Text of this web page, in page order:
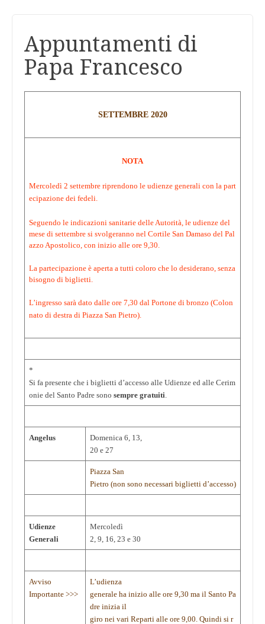
Appuntamenti di
Papa Francesco
SETTEMBRE 2020
NOTA
Mercoledì 2 settembre riprendono le udienze generali con la part
ecipazione dei fedeli.
Seguendo le indicazioni sanitarie delle Autorità, le udienze del
mese di settembre si svolgeranno nel Cortile San Damaso del Pal
azzo Apostolico, con inizio alle ore 9,30.
La partecipazione è aperta a tutti coloro che lo desiderano, senza
bisogno di biglietti.
L’ingresso sarà dato dalle ore 7,30 dal Portone di bronzo (Colon
nato di destra di Piazza San Pietro).
*
Si fa presente che i biglietti d’accesso alle Udienze ed alle Cerim
onie del Santo Padre sono sempre gratuiti.
Angelus
Domenica 6, 13,
20 e 27
Piazza San
Pietro (non sono necessari biglietti d’accesso)
Udienze
Generali
Mercoledì
2, 9, 16, 23 e 30
Avviso
Importante >>>
L’udienza
generale ha inizio alle ore 9,30 ma il Santo Pa
dre inizia il
giro nei vari Reparti alle ore 9,00. Quindi si r